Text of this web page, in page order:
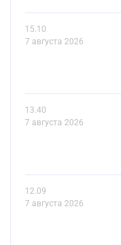
15.10
7 августа 2026
13.40
7 августа 2026
12.09
7 августа 2026